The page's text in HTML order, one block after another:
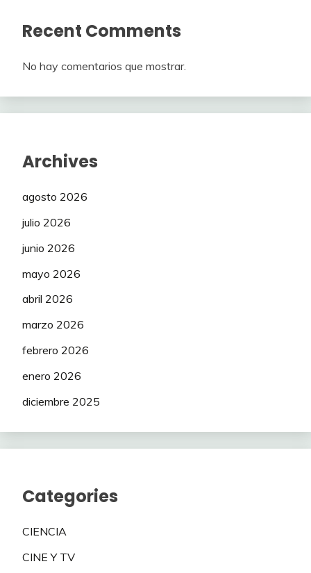
Recent Comments
No hay comentarios que mostrar.
Archives
agosto 2026
julio 2026
junio 2026
mayo 2026
abril 2026
marzo 2026
febrero 2026
enero 2026
diciembre 2025
Categories
CIENCIA
CINE Y TV